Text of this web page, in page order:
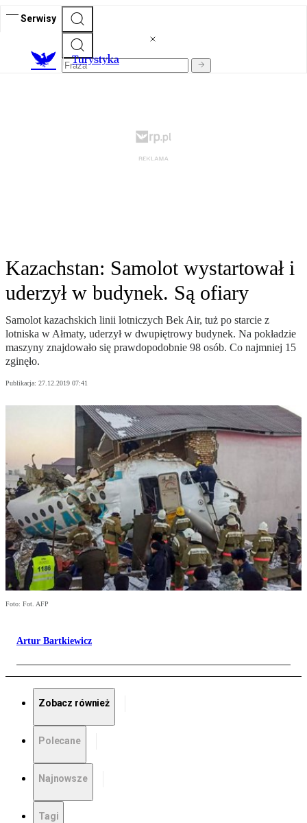
Serwisy
Turystyka
Kazachstan: Samolot wystartował i
uderzył w budynek. Są ofiary
Samolot kazachskich linii lotniczych Bek Air, tuż po starcie z
lotniska w Ałmaty, uderzył w dwupiętrowy budynek. Na pokładzie
maszyny znajdowało się prawdopodobnie 98 osób. Co najmniej 15
zginęło.
Publikacja: 27.12.2019 07:41
Foto: Fot. AFP
Artur Bartkiewicz
Zobacz również
Polecane
Najnowsze
Tagi